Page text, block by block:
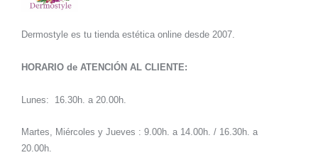
Dermostyle es tu tienda estética online desde 2007.
HORARIO de ATENCIÓN AL CLIENTE:
Lunes: 16.30h. a 20.00h.
Martes, Miércoles y Jueves : 9.00h. a 14.00h. / 16.30h. a
20.00h.